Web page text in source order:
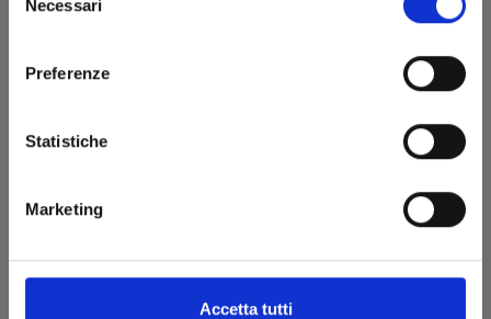
delNecessari
Preferenze
Statistiche
Marketing
Accetta tutti
09/01/2024